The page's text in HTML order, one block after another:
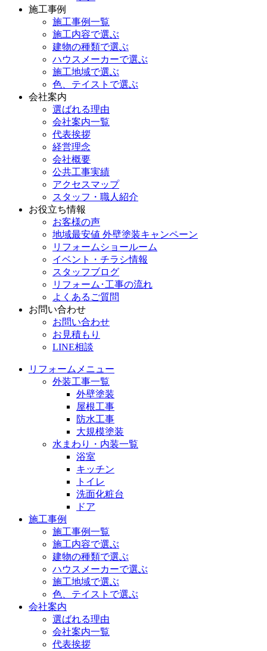
施工事例
施工事例一覧
施工内容で選ぶ
建物の種類で選ぶ
ハウスメーカーで選ぶ
施工地域で選ぶ
色、テイストで選ぶ
会社案内
選ばれる理由
会社案内一覧
代表挨拶
経営理念
会社概要
公共工事実績
アクセスマップ
スタッフ・職人紹介
お役立ち情報
お客様の声
地域最安値 外壁塗装キャンペーン
リフォームショールーム
イベント・チラシ情報
スタッフブログ
リフォーム･工事の流れ
よくあるご質問
お問い合わせ
お問い合わせ
お見積もり
LINE相談
リフォームメニュー
外装工事一覧
外壁塗装
屋根工事
防水工事
大規模塗装
水まわり・内装一覧
浴室
キッチン
トイレ
洗面化粧台
ドア
施工事例
施工事例一覧
施工内容で選ぶ
建物の種類で選ぶ
ハウスメーカーで選ぶ
施工地域で選ぶ
色、テイストで選ぶ
会社案内
選ばれる理由
会社案内一覧
代表挨拶